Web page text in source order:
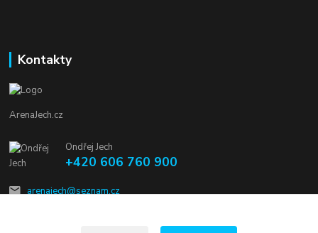
Kontakty
ArenaJech.cz
Ondřej Jech
+420 606 760 900
arenajech@seznam.cz